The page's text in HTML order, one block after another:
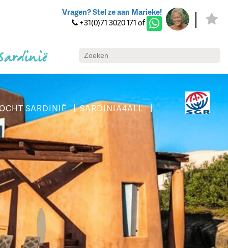
Vragen? Stel ze aan Marieke!
+31(0)71 3020 171 of
SARDINIË SARDINIA4ALL